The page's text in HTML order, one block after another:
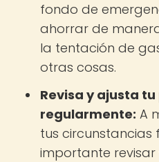
fondo de
ahorrar de
la tentación de
otras cosas.
Revisa y ajusta
regularmente: A
tus circunstancias
importante revisar